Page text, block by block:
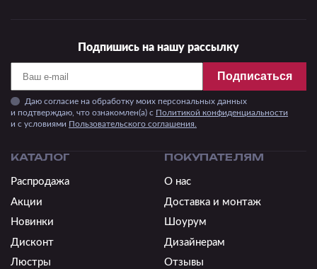
Подпишись на нашу рассылку
Подписаться
Даю согласие на обработку моих персональных данных
и подтверждаю, что ознакомлен(а) с Политикой конфиденциальности
и c условиями Пользовательского соглашения.
КАТАЛОГ
Распродажа
Акции
Новинки
Дисконт
Люстры
ПОКУПАТЕЛЯМ
О нас
Доставка и монтаж
Шоурум
Дизайнерам
Отзывы